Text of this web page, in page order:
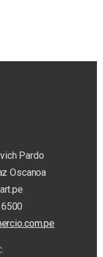
Pardo
Oscanoa